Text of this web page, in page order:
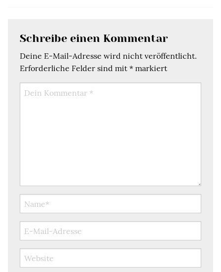
Schreibe einen Kommentar
Deine E-Mail-Adresse wird nicht veröffentlicht.
Erforderliche Felder sind mit * markiert